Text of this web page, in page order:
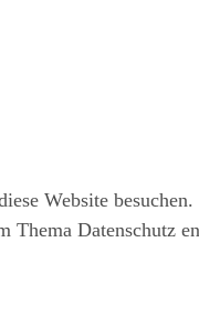
Website besuchen.
Datenschutz